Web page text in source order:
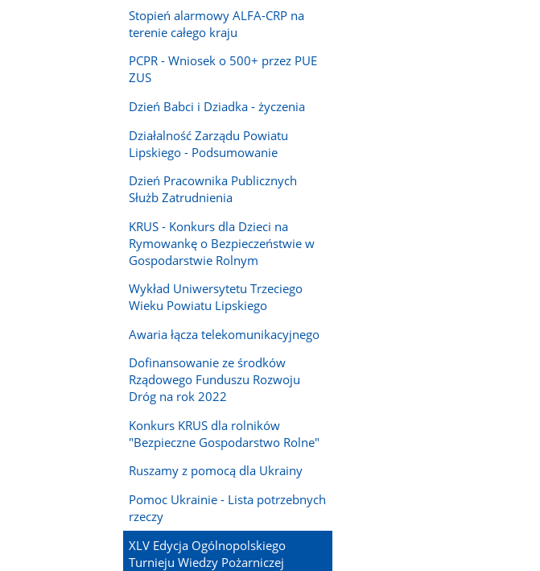
Stopień alarmowy ALFA-CRP na
terenie całego kraju
PCPR - Wniosek o 500+ przez PUE
ZUS
Dzień Babci i Dziadka - życzenia
Działalność Zarządu Powiatu
Lipskiego - Podsumowanie
Dzień Pracownika Publicznych
Służb Zatrudnienia
KRUS - Konkurs dla Dzieci na
Rymowankę o Bezpieczeństwie w
Gospodarstwie Rolnym
Wykład Uniwersytetu Trzeciego
Wieku Powiatu Lipskiego
Awaria łącza telekomunikacyjnego
Dofinansowanie ze środków
Rządowego Funduszu Rozwoju
Dróg na rok 2022
Konkurs KRUS dla rolników
"Bezpieczne Gospodarstwo Rolne"
Ruszamy z pomocą dla Ukrainy
Pomoc Ukrainie - Lista potrzebnych
rzeczy
XLV Edycja Ogólnopolskiego
Turnieju Wiedzy Pożarniczej